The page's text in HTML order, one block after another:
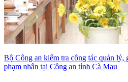
Bộ Công an kiểm tra công tác quản lý,
phạm nhân tại Công an tỉnh Cà Mau